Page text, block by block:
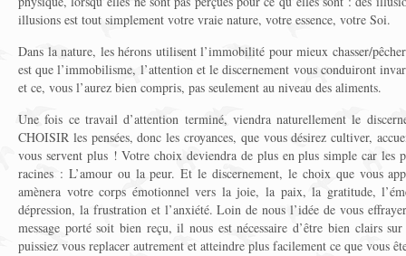
illusions est tout simplement votre vraie nature, votre essence, votre Soi.
Dans la nature, les hérons utilisent l’immobilité pour mieux chasser/
est que l’immobilisme, l’attention et le discernement vous conduiront
et ce, vous l’aurez bien compris, pas seulement au niveau des aliments.
Une fois ce travail d’attention terminé, viendra naturellement le
CHOISIR les pensées, donc les croyances, que vous désirez cultiver,
vous servent plus ! Votre choix deviendra de plus en plus simple car les
racines : L’amour ou la peur. Et le discernement, le choix que vous
amènera votre corps émotionnel vers la joie, la paix, la gratitude,
dépression, la frustration et l’anxiété. Loin de nous l’idée de vous
message porté soit bien reçu, il nous est nécessaire d’être bien clairs
puissiez vous replacer autrement et atteindre plus facilement ce que vous